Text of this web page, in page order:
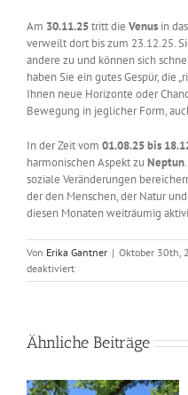
Am 30.11.25tritt die Venus in
verweilt dort bis zum 23.12.25.
andere zu und können sich
haben Sie ein gutes Gespür, die
Ihnen neue Horizonte oder
Bewegung in jeglicher Form,
In der Zeit vom 01.08.25 bis
harmonischen Aspekt zu Neptun
soziale Veränderungen
der den Menschen, der Natur
diesen Monaten weiträumig
Von Erika Gantner | Oktober 30th,
deaktiviertfür
Astrologisch
–
2025
Ähnliche Beiträge